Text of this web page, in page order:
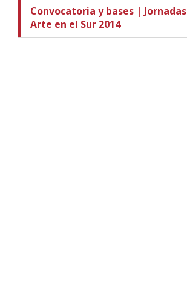
Convocatoria y bases | Jornadas
Arte en el Sur 2014